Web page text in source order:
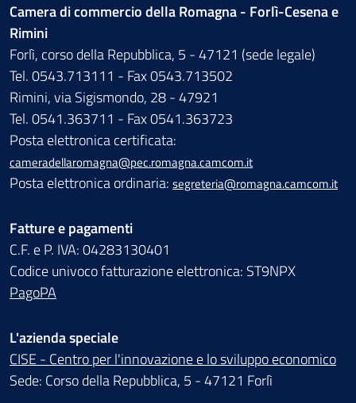
Camera di commercio della Romagna - Forlì-Cesena e
Rimini
Forlì, corso della Repubblica, 5 - 47121 (sede legale)
Tel. 0543.713111 - Fax 0543.713502
Rimini, via Sigismondo, 28 - 47921
Tel. 0541.363711 - Fax 0541.363723
Posta elettronica certificata:
cameradellaromagna@pec.romagna.camcom.it
Posta elettronica ordinaria: segreteria@romagna.camcom.it
Fatture e pagamenti
C.F. e P. IVA: 04283130401
Codice univoco fatturazione elettronica: ST9NPX
PagoPA
L'azienda speciale
CISE - Centro per l'innovazione e lo sviluppo economico
Sede: Corso della Repubblica, 5 - 47121 Forlì